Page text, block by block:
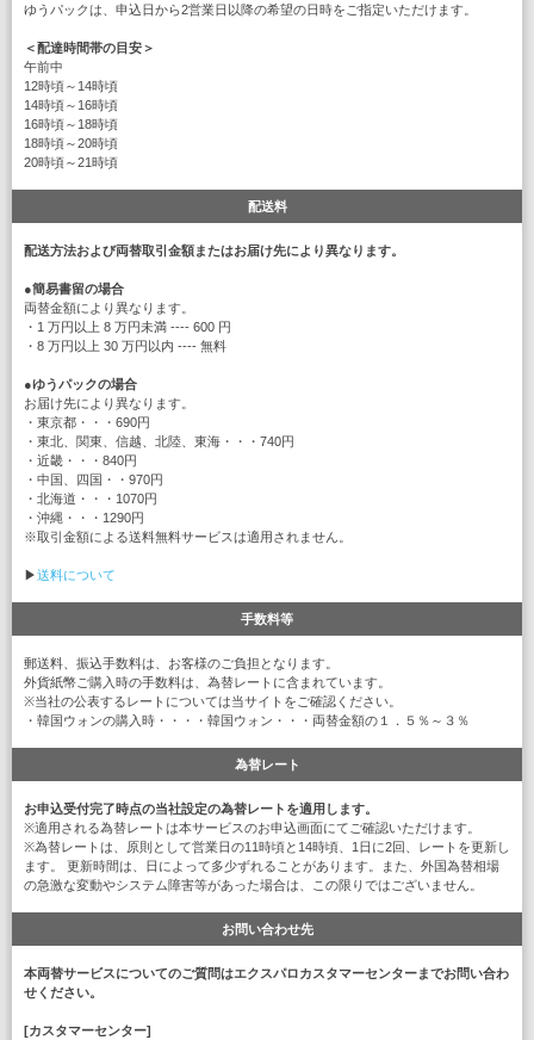
ゆうパックは、申込日から2営業日以降の希望の日時をご指定いただけます。
＜配達時間帯の目安＞
午前中
12時頃～14時頃
14時頃～16時頃
16時頃～18時頃
18時頃～20時頃
20時頃～21時頃
配送料
配送方法および両替取引金額またはお届け先により異なります。
●簡易書留の場合
両替金額により異なります。
・1 万円以上 8 万円未満 ---- 600 円
・8 万円以上 30 万円以内 ---- 無料
●ゆうパックの場合
お届け先により異なります。
・東京都・・・690円
・東北、関東、信越、北陸、東海・・・740円
・近畿・・・840円
・中国、四国・・970円
・北海道・・・1070円
・沖縄・・・1290円
※取引金額による送料無料サービスは適用されません。
▶送料について
手数料等
郵送料、振込手数料は、お客様のご負担となります。
外貨紙幣ご購入時の手数料は、為替レートに含まれています。
※当社の公表するレートについては当サイトをご確認ください。
・韓国ウォンの購入時・・・・韓国ウォン・・・両替金額の１．５％～３％
為替レート
お申込受付完了時点の当社設定の為替レートを適用します。
※適用される為替レートは本サービスのお申込画面にてご確認いただけます。
※為替レートは、原則として営業日の11時頃と14時頃、1日に2回、レートを更新し
ます。 更新時間は、日によって多少ずれることがあります。また、外国為替相場
の急激な変動やシステム障害等があった場合は、この限りではございません。
お問い合わせ先
本両替サービスについてのご質問はエクスパロカスタマーセンターまでお問い合わ
せください。
[カスタマーセンター]